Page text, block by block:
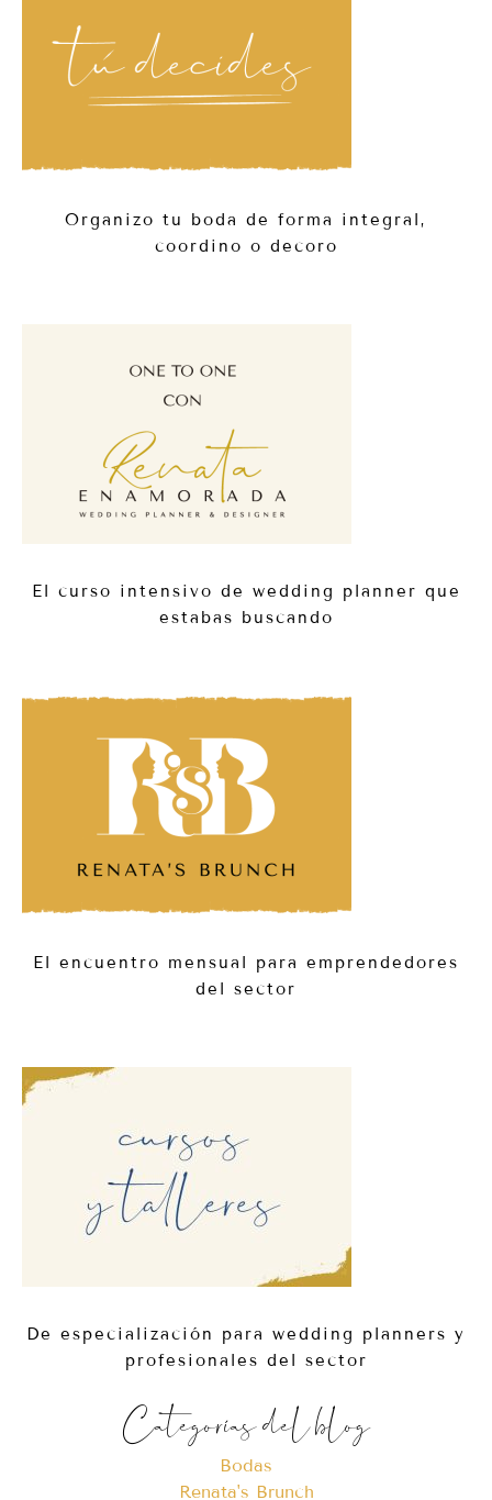
Organizo tu boda de forma integral,
coordino o decoro
El curso intensivo de wedding planner que
estabas buscando
El encuentro mensual para emprendedores
del sector
De especialización para wedding planners y
profesionales del sector
Categorías del blog
Bodas
Renata's Brunch